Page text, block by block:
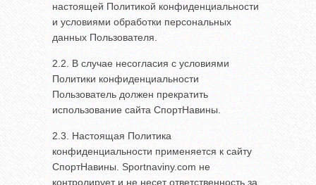
настоящей Политикой конфиденциальности
и условиями обработки персональных
данных Пользователя.
2.2. В случае несогласия с условиями
Политики конфиденциальности
Пользователь должен прекратить
использование сайта СпортНавины.
2.3. Настоящая Политика
конфиденциальности применяется к сайту
СпортНавины. Sportnaviny.com не
контролирует и не несет ответственность за